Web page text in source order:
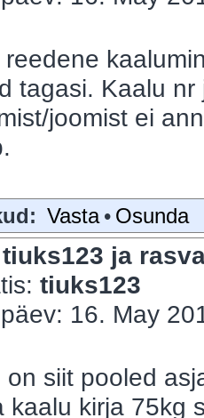
reedene
tagasi. Kaalu
joomist ei
Vasta • Osunda
ja
tiuks123
16. May
on siit pooled
kaalu kirja 75kg